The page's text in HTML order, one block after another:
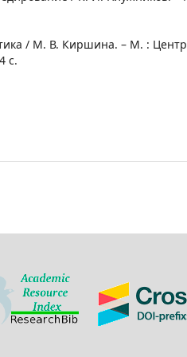
/ М. В. Киршина. – М. : Центр
с.